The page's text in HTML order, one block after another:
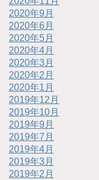
2020年9月
2020年6月
2020年5月
2020年4月
2020年3月
2020年2月
2020年1月
2019年12月
2019年10月
2019年9月
2019年7月
2019年4月
2019年3月
2019年2月